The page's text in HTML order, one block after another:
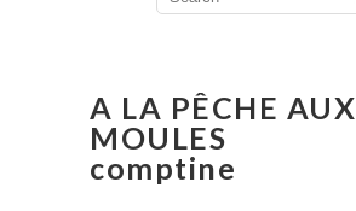
for:
A LA PÊCHE AUX
MOULES
comptine